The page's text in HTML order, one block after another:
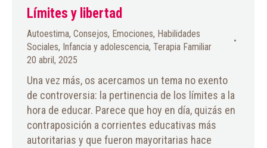
Límites y libertad
Autoestima, Consejos, Emociones, Habilidades
Sociales, Infancia y adolescencia, Terapia Familiar
20 abril, 2025
Una vez más, os acercamos un tema no exento
de controversia: la pertinencia de los límites a la
hora de educar. Parece que hoy en día, quizás en
contraposición a corrientes educativas más
autoritarias y que fueron mayoritarias hace